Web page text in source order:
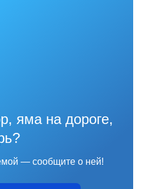
яма на дороге,
— сообщите о ней!